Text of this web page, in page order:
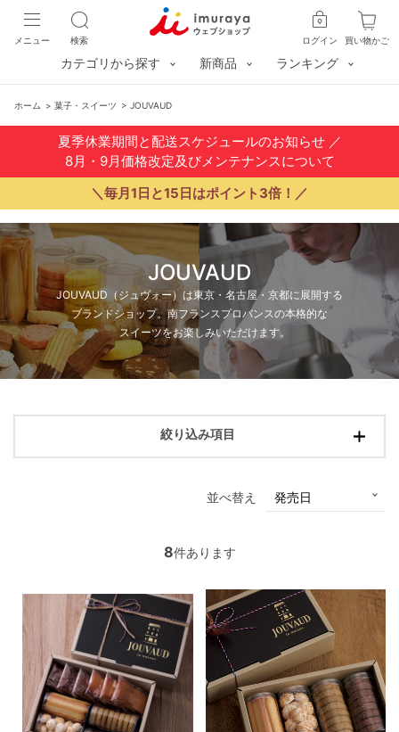
買い物かご
ログイン
検索
メニュー
カテゴリから探す 新商品 ランキング
ホーム > 菓子・スイーツ > JOUVAUD
夏季休業期間と配送スケジュールのお知らせ／
8月・9月価格改定及びメンテナンスについて
＼毎月1日と15日はポイント3倍！／
JOUVAUD
JOUVAUD（ジュヴォー）は東京・名古屋・京都に展開する
ブランドショップ。南フランスプロバンスの本格的な
スイーツをお楽しみいただけます。
絞り込み項目
並べ替え
8件あります